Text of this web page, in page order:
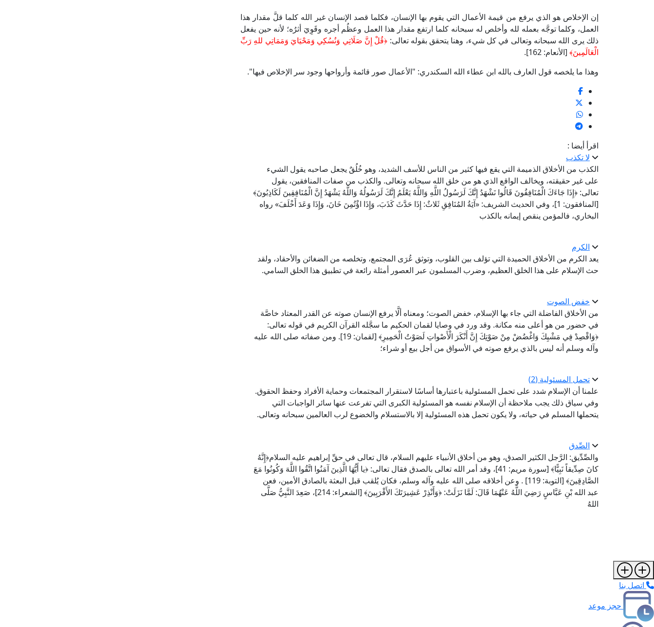
إن الإخلاص هو الذي يرفع من قيمة الأعمال التي يقوم بها الإنسان، فكلما قصد الإنسان غير الله كلما قلَّ مقدار هذا
العمل، وكلما توجَّه بعمله لله وأخلص له سبحانه كلما ارتفع مقدار هذا العمل وعظُم أجره وقَوِيَ أثرُه؛ لأنه حين يفعل
ذلك يرى الله سبحانه وتعالى في كل شيء، وهنا يتحقق بقوله تعالى: ﴿قُلْ إِنَّ صَلَاتِي وَنُسُكِي وَمَحْيَايَ وَمَمَاتِي للهِ رَبِّ
الْعَالَمِينَ﴾ [الأنعام: 162].
وهذا ما يلخصه قول العارف بالله ابن عطاء الله السكندري: "الأعمال صور قائمة وأرواحها وجود سر الإخلاص فيها".
اقرأ أيضا :
لا تكذب
الكذب من الأخلاق الذميمة التي يقع فيها كثير من الناس للأسف الشديد، وهو خُلُقٌ يجعل صاحبه يقول الشيء
على غير حقيقته، ويخالف الواقع الذي هو من خلق الله سبحانه وتعالى. والكذب من صفات المنافقين، يقول
تعالى: ﴿إِذَا جَاءَكَ الْمُنَافِقُونَ قَالُوا نَشْهَدُ إِنَّكَ لَرَسُولُ اللَّهِ وَاللَّهُ يَعْلَمُ إِنَّكَ لَرَسُولُهُ وَاللَّهُ يَشْهَدُ إِنَّ الْمُنَافِقِينَ لَكَاذِبُونَ﴾
[المنافقون: 1]، وفي الحديث الشريف: «آيَةُ المُنَافِقِ ثَلاثٌ: إِذَا حَدَّثَ كَذَبَ، وَإِذَا اؤْتُمِنَ خَانَ، وَإِذَا وَعَدَ أَخْلَفَ» رواه
البخاري، فالمؤمن ينقص إيمانه بالكذب
الكرم
يعد الكرم من الأخلاق الحميدة التي تؤلف بين القلوب، وتوثق عُرَى المجتمع، وتخلصه من الضغائن والأحقاد، ولقد
حث الإسلام على هذا الخلق العظيم، وضرب المسلمون عبر العصور أمثلة رائعة في تطبيق هذا الخلق السامي.
خفض الصوت
من الأخلاق الفاضلة التي جاء بها الإسلام، خفض الصوت؛ ومعناه ألَّا يرفع الإنسان صوته عن القدر المعتاد خاصَّة
في حضور من هو أعلى منه مكانة. وقد ورد في وصايا لقمان الحكيم ما سجَّله القرآن الكريم في قوله تعالى:
﴿وَاقْصِدْ فِي مَشْيِكَ وَاغْضُضْ مِنْ صَوْتِكَ إِنَّ أَنْكَرَ الْأَصْواتِ لَصَوْتُ الْحَمِيرِ﴾ [لقمان: 19]. ومن صفاته صلى الله عليه
وآله وسلم أنه ليس بالذي يرفع صوته في الأسواق من أجل بيع أو شراء؛
تحمل المسئولية (2)
علمنا أن الإسلام شدد على تحمل المسئولية باعتبارها أساسًا لاستقرار المجتمعات وحماية الأفراد وحفظ الحقوق.
وفي سياق ذلك يجب ملاحظة أن الإسلام نفسه هو المسئولية الكبرى التي تفرعت عنها سائر الواجبات التي
يتحملها المسلم في حياته، ولا يكون تحمل هذه المسئولية إلا بالاستسلام والخضوع لرب العالمين سبحانه وتعالى.
الصِّدق
والصِّدِّيق: الرَّجل الكثير الصدق، وهو من أخلاق الأنبياء عليهم السلام، قال تعالى في حقِّ إبراهيم عليه السلام﴿إِنَّهُ
كانَ صِدِّيقاً نَبِيًّا﴾ [سورة مريم: 41]، وقد أمر الله تعالى بالصدق فقال تعالى: ﴿يا أَيُّهَا الَّذِينَ آمَنُوا اتَّقُوا اللَّهَ وَكُونُوا مَعَ
الصَّادِقِينَ﴾ [التوبة: 119] . وعن أخلاقه صلى الله عليه وآله وسلم، فكان يُلقب قبل البعثة بالصادق الأمين، فعن
عبد الله بْنِ عَبَّاسٍ رَضِيَ اللَّهُ عَنْهُمَا قَالَ: لَمَّا نَزَلَتْ: ﴿وَأَنْذِرْ عَشِيرَتَكَ الأَقْرَبِينَ﴾ [الشعراء: 214]، صَعِدَ النَّبِيُّ صَلَّى
اللهُ
اتصل بنا
حجز موعد